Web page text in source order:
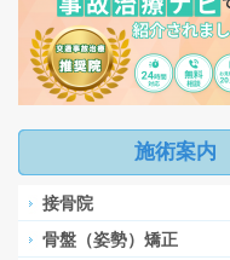
施術案内
接骨院
骨盤（姿勢）矯正